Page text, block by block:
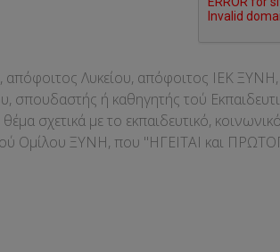
Λυκείου, απόφοιτος ΙΕΚ
σπουδαστής ή καθηγητής τού
σχετικά με το εκπαιδευτικό,
Ομίλου ΞΥΝΗ, που "ΗΓΕΙΤΑΙ και